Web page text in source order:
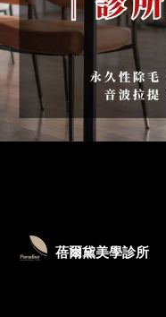
蓓爾黛美學診所